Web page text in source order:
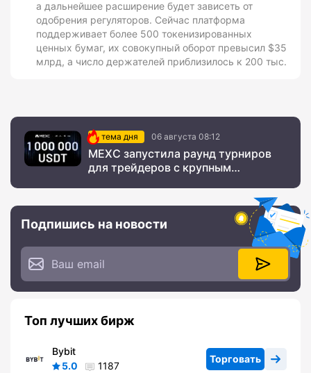
а дальнейшее расширение будет зависеть от
одобрения регуляторов. Сейчас платформа
поддерживает более 500 токенизированных
ценных бумаг, их совокупный оборот превысил $35
млрд, а число держателей приблизилось к 200 тыс.
тема дня 06 августа 08:12
MEXC запустила раунд турниров
для трейдеров с крупным
Подпишись на новости
Топ лучших бирж
Bybit
5.0
1187
Торговать